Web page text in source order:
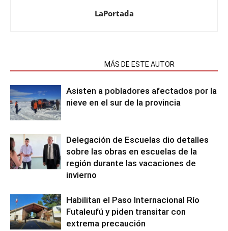
LaPortada
MÁS DE ESTE AUTOR
Asisten a pobladores afectados por la
nieve en el sur de la provincia
Delegación de Escuelas dio detalles
sobre las obras en escuelas de la
región durante las vacaciones de
invierno
Habilitan el Paso Internacional Río
Futaleufú y piden transitar con
extrema precaución